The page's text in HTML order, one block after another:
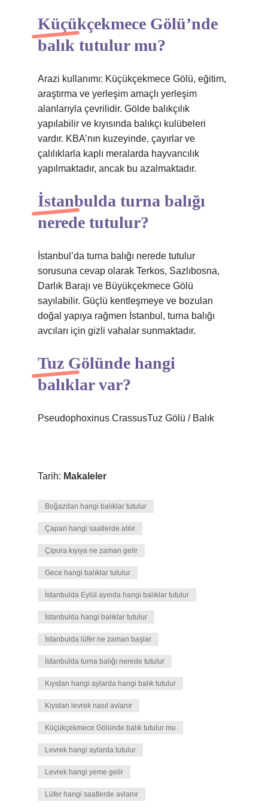
Küçükçekmece Gölü’nde
balık tutulur mu?
Arazi kullanımı: Küçükçekmece Gölü, eğitim,
araştırma ve yerleşim amaçlı yerleşim
alanlarıyla çevrilidir. Gölde balıkçılık
yapılabilir ve kıyısında balıkçı kulübeleri
vardır. KBA’nın kuzeyinde, çayırlar ve
çalılıklarla kaplı meralarda hayvancılık
yapılmaktadır, ancak bu azalmaktadır.
İstanbulda turna balığı
nerede tutulur?
İstanbul’da turna balığı nerede tutulur
sorusuna cevap olarak Terkos, Sazlıbosna,
Darlık Barajı ve Büyükçekmece Gölü
sayılabilir. Güçlü kentleşmeye ve bozulan
doğal yapıya rağmen İstanbul, turna balığı
avcıları için gizli vahalar sunmaktadır.
Tuz Gölünde hangi
balıklar var?
Pseudophoxinus CrassusTuz Gölü / Balık
Tarih: Makaleler
Boğazdan hangi balıklar tutulur
Çapari hangi saatlerde atılır
Çipura kıyıya ne zaman gelir
Gece hangi balıklar tutulur
İstanbulda Eylül ayında hangi balıklar tutulur
İstanbulda hangi balıklar tutulur
İstanbulda lüfer ne zaman başlar
İstanbulda turna balığı nerede tutulur
Kıyıdan hangi aylarda hangi balık tutulur
Kıyıdan levrek nasıl avlanır
Küçükçekmece Gölünde balık tutulur mu
Levrek hangi aylarda tutulur
Levrek hangi yeme gelir
Lüfer hangi saatlerde avlanır